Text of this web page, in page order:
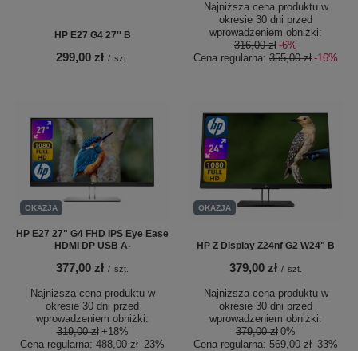
HP E27 G4 27'' B
299,00 zł / szt.
Najniższa cena produktu w
okresie 30 dni przed
wprowadzeniem obniżki:
316,00 zł -6%
Cena regularna: 355,00 zł -16%
OKAZJA
HP E27 27" G4 FHD IPS Eye Ease
HDMI DP USB A-
377,00 zł / szt.
Najniższa cena produktu w
okresie 30 dni przed
wprowadzeniem obniżki:
319,00 zł +18%
Cena regularna: 488,00 zł -23%
OKAZJA
HP Z Display Z24nf G2 W24" B
379,00 zł / szt.
Najniższa cena produktu w
okresie 30 dni przed
wprowadzeniem obniżki:
379,00 zł 0%
Cena regularna: 569,00 zł -33%